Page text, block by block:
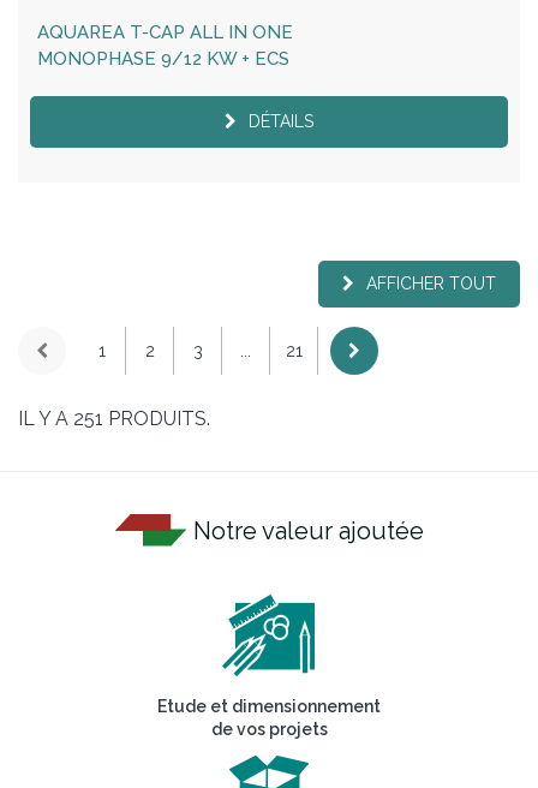
AQUAREA T-CAP ALL IN ONE
MONOPHASE 9/12 KW + ECS
DÉTAILS
AFFICHER TOUT
1 2 3 21
IL Y A 251 PRODUITS.
Notre valeur ajoutée
Etude et dimensionnement
de vos projets